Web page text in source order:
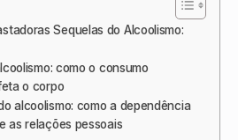
Sequelas do Alcoolismo:
como o consumo
o corpo
alcoolismo: como a dependência
as relações pessoais